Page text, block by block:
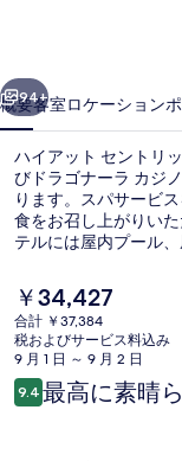
ト
リ
ッ
ク
マ
ル
タ
の
写
次へ
94+
概要客室ロケーション
ハイアット セントリ
びドラゴナーラ カジ
ります。スパサービ
食をお召し上がりい
テルには屋内プール
現
在
の
料
金
は
￥34,427
合計 ￥37,384
税およびサービス料込み
9 月 1 日 ～ 9 月 2 日
口
コ
9.410段階中9.4
最高に素晴